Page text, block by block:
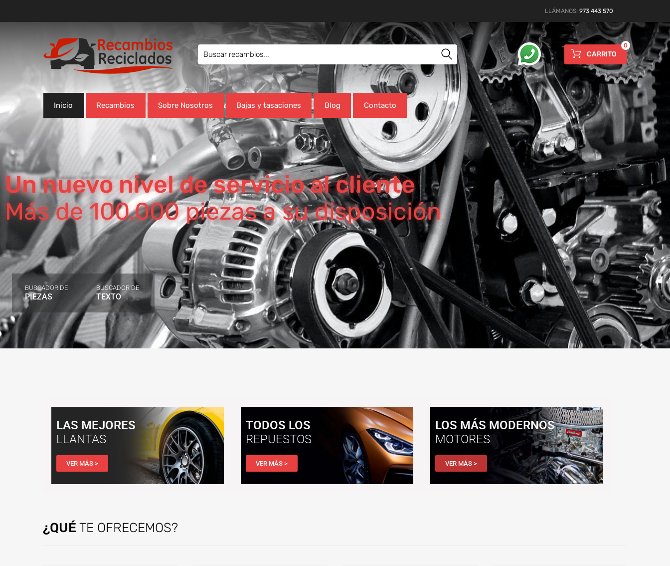
LLÁMANOS: 973 443 570
CARRITO
0
Inicio Recambios Sobre Nosotros Bajas y tasaciones Blog Contacto
Un nuevo nivel de servicio al cliente
Más de 100.000 piezas a su disposición
BUSCADOR DE
PIEZAS
BUSCADOR DE
TEXTO
LAS MEJORES
LLANTAS
VER MÁS >
TODOS LOS
REPUESTOS
VER MÁS >
LOS MÁS MODERNOS
MOTORES
VER MÁS >
¿QUÉ TE OFRECEMOS?